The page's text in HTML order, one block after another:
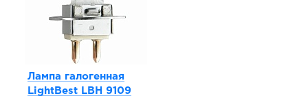
Лампа галогенная
LightBest LBH 9109